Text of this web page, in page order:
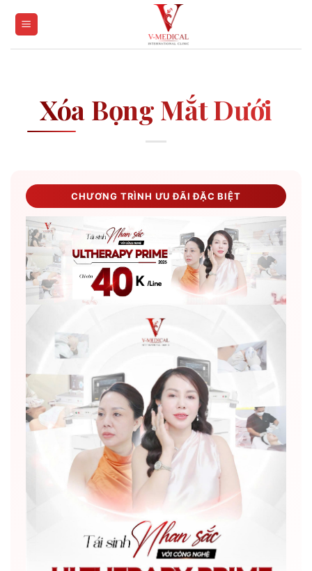
Xóa Bọng Mắt Dưới
CHƯƠNG TRÌNH ƯU ĐÃI ĐẶC BIỆT